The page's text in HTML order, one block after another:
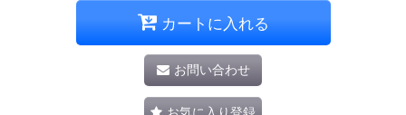
カートに入れる
お問い合わせ